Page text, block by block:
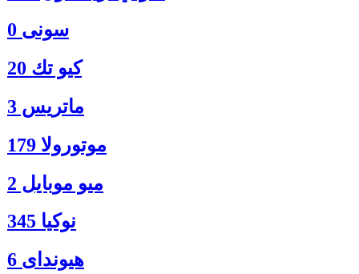
سونی 0
كيو تك 20
ماتريس 3
موتورولا 179
ميو موبايل 2
نوكيا 345
هیوندای 6